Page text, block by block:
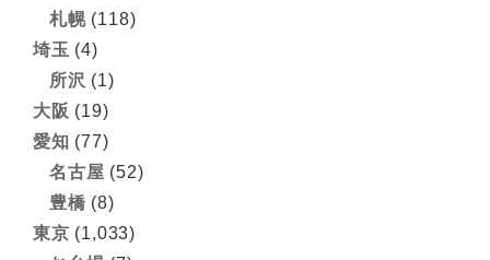
札幌(118)
埼玉 (4)
所沢 (1)
大阪 (19)
愛知 (77)
名古屋 (52)
豊橋 (8)
東京 (1,033)